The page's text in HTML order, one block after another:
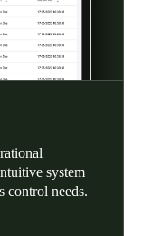
system
control needs.